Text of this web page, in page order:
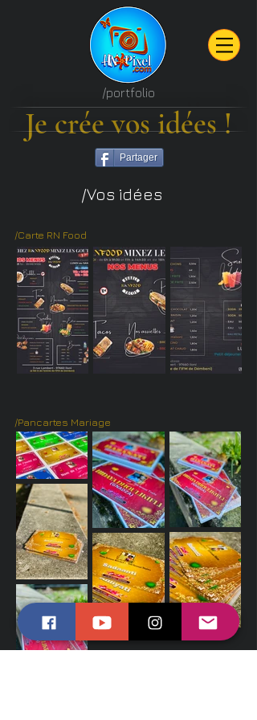
/portfolio
Je crée vos idées !
Partager
/Vos idées
/Carte RN Food
/Pancartes Mariage